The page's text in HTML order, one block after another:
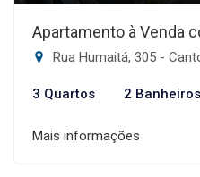
Apartamento à Venda
Rua Humaitá, 305 -
3 Quartos 2 Banheiros
Mais informações